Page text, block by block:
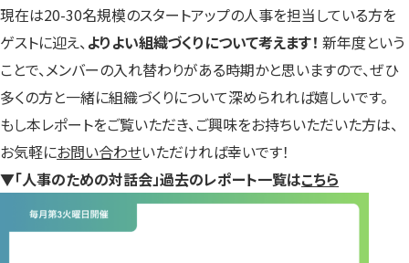
現在は20-30名規模のスタートアップの人事を担当している方を
ゲストに迎え、よりよい組織づくりについて考えます！ 新年度という
ことで、メンバーの入れ替わりがある時期かと思いますので、ぜひ
多くの方と一緒に組織づくりについて深められれば嬉しいです。
もし本レポートをご覧いただき、ご興味をお持ちいただいた方は、
お気軽にお問い合わせいただければ幸いです！
▼「人事のための対話会」過去のレポート一覧はこちら